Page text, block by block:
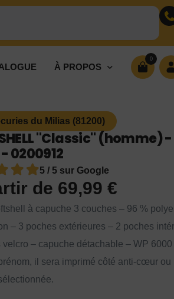
À PROPOS
0
du Milias (81200)
"Classic" (homme)
0200912
5 / 5 sur Google
de 69,99 €
à capuche 3 couches – 96 %
– 3 poches extérieures – 2 poches
velcro – capuche détachable – WP
prénom, il sera imprimé côté anti-cœur